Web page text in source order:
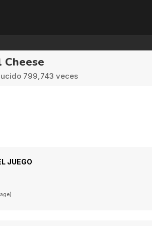
799,743 veces
JUEGO